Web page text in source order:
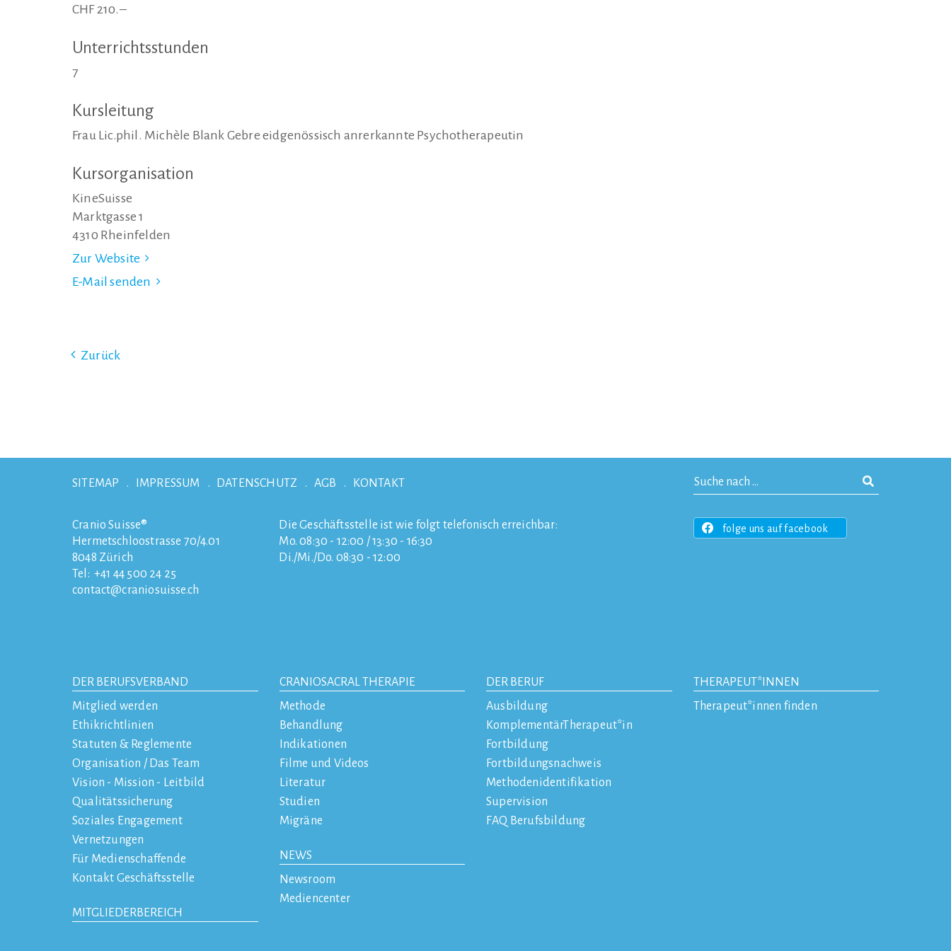
CHF 210.–
Unterrichtsstunden
7
Kursleitung
Frau Lic.phil. Michèle Blank Gebre eidgenössisch anrerkannte Psychotherapeutin
Kursorganisation
KineSuisse
Marktgasse 1
4310 Rheinfelden
Zur Website
E-Mail senden
Zurück
SITEMAP IMPRESSUM DATENSCHUTZ AGB KONTAKT
Cranio Suisse®
Hermetschloostrasse 70/4.01
8048 Zürich
Tel: +41 44 500 24 25
contact
craniosuisse.ch
Die Geschäftsstelle ist wie folgt telefonisch erreichbar:
Mo. 08:30 - 12:00 / 13:30 - 16:30
Di./Mi./Do. 08:30 - 12:00
folge uns auf facebook
DER BERUFSVERBAND
Mitglied werden
Ethikrichtlinien
Statuten & Reglemente
Organisation / Das Team
Vision - Mission - Leitbild
Qualitätssicherung
Soziales Engagement
Vernetzungen
Für Medienschaffende
Kontakt Geschäftsstelle
MITGLIEDERBEREICH
CRANIOSACRAL THERAPIE
Methode
Behandlung
Indikationen
Filme und Videos
Literatur
Studien
Migräne
NEWS
Newsroom
Mediencenter
DER BERUF
Ausbildung
KomplementärTherapeut*in
Fortbildung
Fortbildungsnachweis
Methodenidentifikation
Supervision
FAQ Berufsbildung
THERAPEUT*INNEN
Therapeut*innen finden